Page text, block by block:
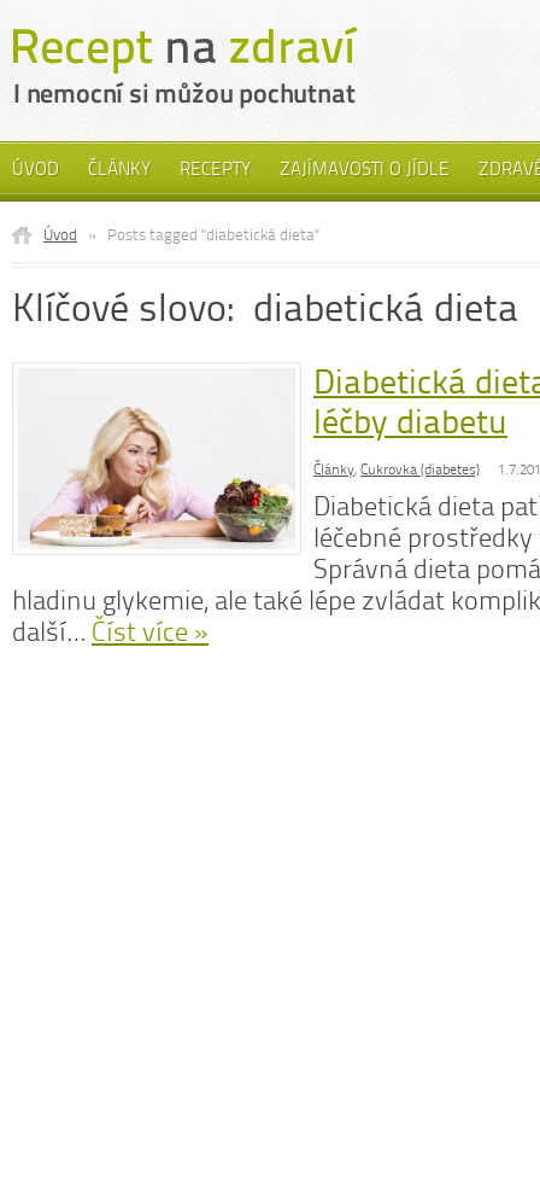
ÚVOD ČLÁNKY RECEPTY ZAJÍMAVOSTI O JÍDLE
Úvod » Posts tagged "diabetická dieta"
Klíčové slovo: diabetická dieta
Diabetická
léčby diabetu
Články, Cukrovka (diabetes)
Diabetická dieta
léčebné
Správná dieta
hladinu glykemie, ale také lépe zvládat
další… Číst více »